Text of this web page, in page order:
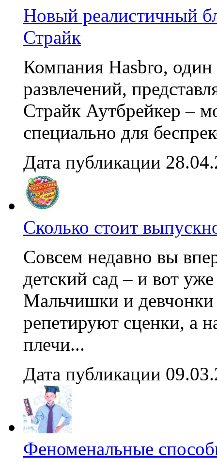
Новый реалистичный
Страйк
Компания Hasbro,
развлечений,
Страйк Аутбрейкер –
специально для
Дата публикации
Сколько стоит
Совсем недавно вы
детский сад – и вот
Мальчишки и
репетируют сценки, а
плечи...
Дата публикации
Феноменальные